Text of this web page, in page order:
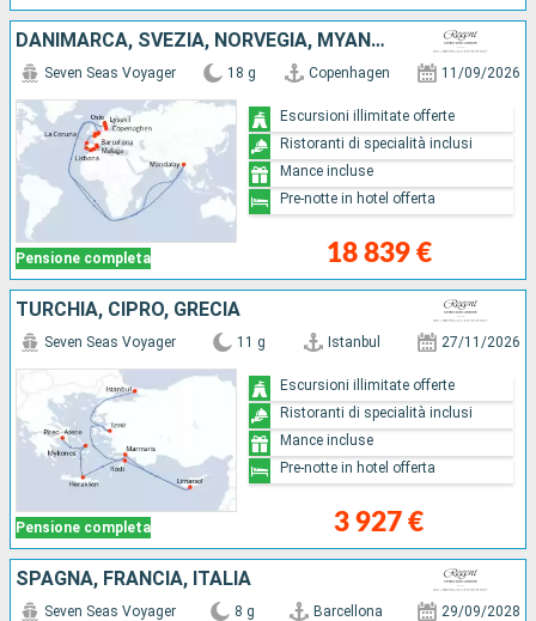
DANIMARCA, SVEZIA, NORVEGIA, MYANMAR, PAESI BASSI, REGNO UNITO, BELGIO, FRANCIA, SPAGNA, PORTOGALLO, MAIORCA
Pensione completa
Seven Seas Voyager 18 g Copenhagen 11/09/2026
18 839 €
Escursioni illimitate offerte
Ristoranti di specialità inclusi
Mance incluse
Pre-notte in hotel offerta
TURCHIA, CIPRO, GRECIA
Pensione completa
Seven Seas Voyager 11 g Istanbul 27/11/2026
3 927 €
Escursioni illimitate offerte
Ristoranti di specialità inclusi
Mance incluse
Pre-notte in hotel offerta
SPAGNA, FRANCIA, ITALIA
Seven Seas Voyager 8 g Barcellona 29/09/2028